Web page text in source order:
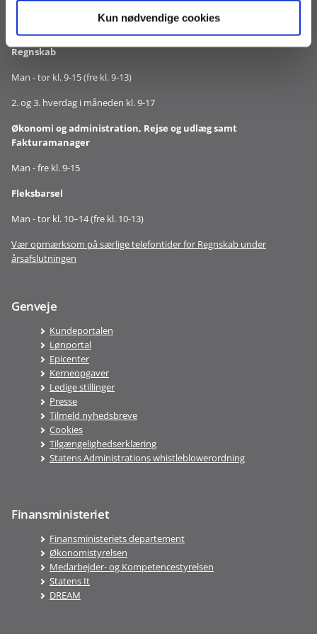
Kun nødvendige cookies
Man - tor kl. 9-15 (fre kl. 9-13)
Regnskab
Man - tor kl. 9-15 (fre kl. 9-13)
2. og 3. hverdag i måneden kl. 9-17
Økonomi og administration, Rejse og udlæg samt
Fakturamanager
Man - fre kl. 9-15
Fleksbarsel
Man - tor kl. 10–14 (fre kl. 10-13)
Vær opmærksom på særlige telefontider for Regnskab under
årsafslutningen
Genveje
Kundeportalen
Lønportal
Epicenter
Kerneopgaver
Ledige stillinger
Presse
Tilmeld nyhedsbreve
Cookies
Tilgængelighedserklæring
Statens Administrations whistleblowerordning
Finansministeriet
Finansministeriets departement
Økonomistyrelsen
Medarbejder- og Kompetencestyrelsen
Statens It
DREAM